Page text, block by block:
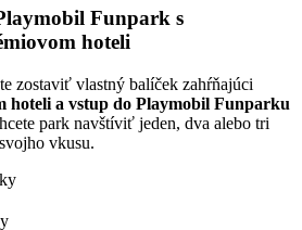
Funpark s
hoteli
zostaviť vlastný balíček zahŕňajúci
hoteli a vstup do Playmobil Funparku
park navštíviť jeden, dva alebo tri
vkusu.